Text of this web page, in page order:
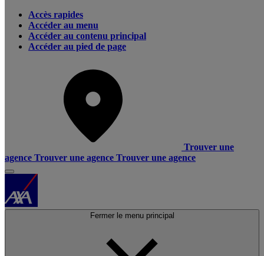
Accès rapides
Accéder au menu
Accéder au contenu principal
Accéder au pied de page
Trouver une
agence Trouver une agence Trouver une agence
Fermer le menu principal